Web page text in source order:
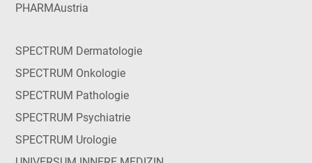
PHARMAustria
SPECTRUM Dermatologie
SPECTRUM Onkologie
SPECTRUM Pathologie
SPECTRUM Psychiatrie
SPECTRUM Urologie